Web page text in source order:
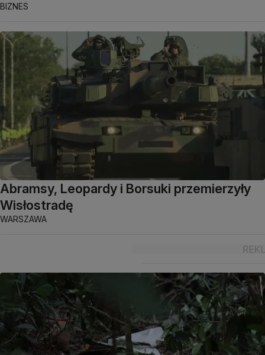
BIZNES
Abramsy, Leopardy i Borsuki przemierzyły
Wisłostradę
WARSZAWA